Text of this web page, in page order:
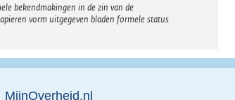
bekendmakingen in de zin van de
vorm uitgegeven bladen formele status
MijnOverheid.nl